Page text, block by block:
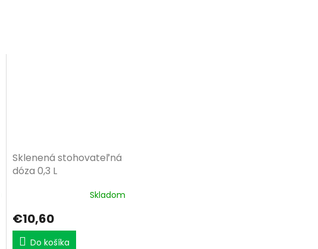
Sklenená stohovateľná
dóza 0,3 L
Skladom
€10,60
Do košíka